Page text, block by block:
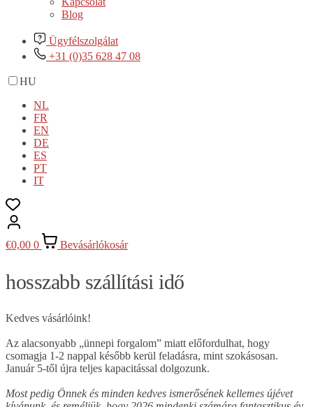
Blog
Ügyfélszolgálat
+31 (0)35 628 47 08
HU
NL
FR
EN
DE
ES
PT
IT
€0,00 0 Bevásárlókosár
hosszabb szállítási idő
Kedves vásárlóink!
Az alacsonyabb „ünnepi forgalom” miatt előfordulhat, hogy
csomagja 1-2 nappal később kerül feladásra, mint szokásosan.
Január 5-től újra teljes kapacitással dolgozunk.
Most pedig Önnek és minden kedves ismerősének kellemes újévet